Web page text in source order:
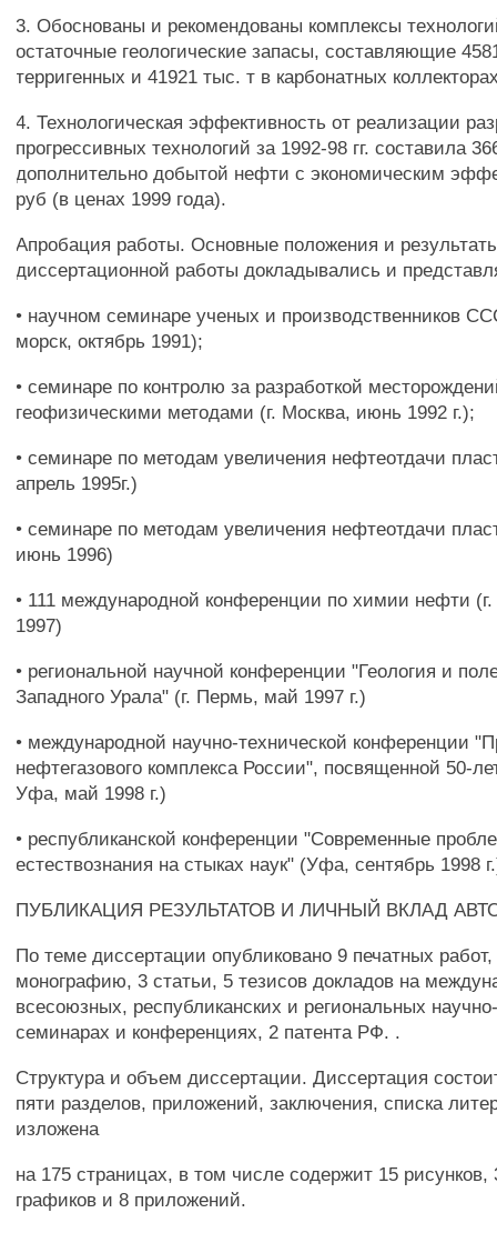
3. Обоснованы и рекомендованы комплексы
остаточные геологические запасы, составляющие
терригенных и 41921 тыс. т в карбонатных
4. Технологическая эффективность от реализации
прогрессивных технологий за 1992-98 гг. составила
дополнительно добытой нефти с экономическим
руб (в ценах 1999 года).
Апробация работы. Основные положения и
диссертационной работы докладывались и
• научном семинаре ученых и производственников
морск, октябрь 1991);
• семинаре по контролю за разработкой
геофизическими методами (г. Москва, июнь 1992 г.);
• семинаре по методам увеличения нефтеотдачи
апрель 1995г.)
• семинаре по методам увеличения нефтеотдачи
июнь 1996)
• 111 международной конференции по химии нефти
1997)
• региональной научной конференции "Геология и
Западного Урала" (г. Пермь, май 1997 г.)
• международной научно-технической конференции
нефтегазового комплекса России", посвященной 50-
Уфа, май 1998 г.)
• республиканской конференции "Современные
естествознания на стыках наук" (Уфа, сентябрь 1998
ПУБЛИКАЦИЯ РЕЗУЛЬТАТОВ И ЛИЧНЫЙ ВКЛАД
По теме диссертации опубликовано 9 печатных
монографию, 3 статьи, 5 тезисов докладов на
всесоюзных, республиканских и региональных
семинарах и конференциях, 2 патента РФ. .
Структура и объем диссертации. Диссертация
пяти разделов, приложений, заключения, списка
изложена
на 175 страницах, в том числе содержит 15 рисунков,
графиков и 8 приложений.